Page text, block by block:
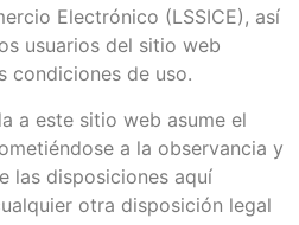
Electrónico (LSSICE), así
usuarios del sitio web
condiciones de uso.
a este sitio web asume el
a la observancia y
las disposiciones aquí
otra disposición legal